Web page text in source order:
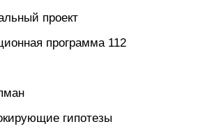
проект
программа 112
гипотезы